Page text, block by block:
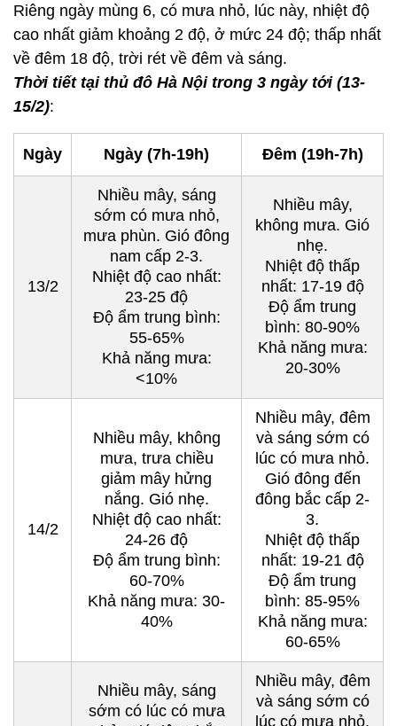
Riêng ngày mùng 6, có mưa nhỏ, lúc này, nhiệt độ
cao nhất giảm khoảng 2 độ, ở mức 24 độ; thấp nhất
về đêm 18 độ, trời rét về đêm và sáng.
Thời tiết tại thủ đô Hà Nội trong 3 ngày tới (13-
15/2):
Ngày Ngày (7h-19h) Đêm (19h-7h)
13/2
Nhiều mây, sáng
sớm có mưa nhỏ,
mưa phùn. Gió đông
nam cấp 2-3.
Nhiệt độ cao nhất:
23-25 độ
Độ ẩm trung bình:
55-65%
Khả năng mưa:
<10%
Nhiều mây,
không mưa. Gió
nhẹ.
Nhiệt độ thấp
nhất: 17-19 độ
Độ ẩm trung
bình: 80-90%
Khả năng mưa:
20-30%
14/2
Nhiều mây, không
mưa, trưa chiều
giảm mây hửng
nắng. Gió nhẹ.
Nhiệt độ cao nhất:
24-26 độ
Độ ẩm trung bình:
60-70%
Khả năng mưa: 30-
40%
Nhiều mây, đêm
và sáng sớm có
lúc có mưa nhỏ.
Gió đông đến
đông bắc cấp 2-
3.
Nhiệt độ thấp
nhất: 19-21 độ
Độ ẩm trung
bình: 85-95%
Khả năng mưa:
60-65%
Nhiều mây, sáng
sớm có lúc có mưa
Nhiều mây, đêm
và sáng sớm có
lúc có mưa nhỏ.